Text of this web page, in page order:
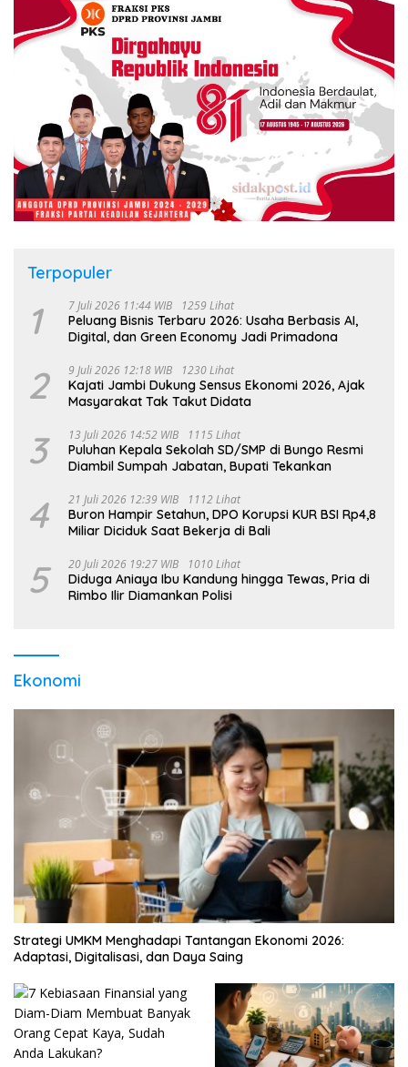
Terpopuler
1 7 Juli 2026 11:44 WIB 1259 Lihat
Peluang Bisnis Terbaru 2026: Usaha Berbasis AI,
Digital, dan Green Economy Jadi Primadona
2 9 Juli 2026 12:18 WIB 1230 Lihat
Kajati Jambi Dukung Sensus Ekonomi 2026, Ajak
Masyarakat Tak Takut Didata
3 13 Juli 2026 14:52 WIB 1115 Lihat
Puluhan Kepala Sekolah SD/SMP di Bungo Resmi
Diambil Sumpah Jabatan, Bupati Tekankan
4 21 Juli 2026 12:39 WIB 1112 Lihat
Buron Hampir Setahun, DPO Korupsi KUR BSI Rp4,8
Miliar Diciduk Saat Bekerja di Bali
5 20 Juli 2026 19:27 WIB 1010 Lihat
Diduga Aniaya Ibu Kandung hingga Tewas, Pria di
Rimbo Ilir Diamankan Polisi
Ekonomi
Strategi UMKM Menghadapi Tantangan Ekonomi 2026:
Adaptasi, Digitalisasi, dan Daya Saing